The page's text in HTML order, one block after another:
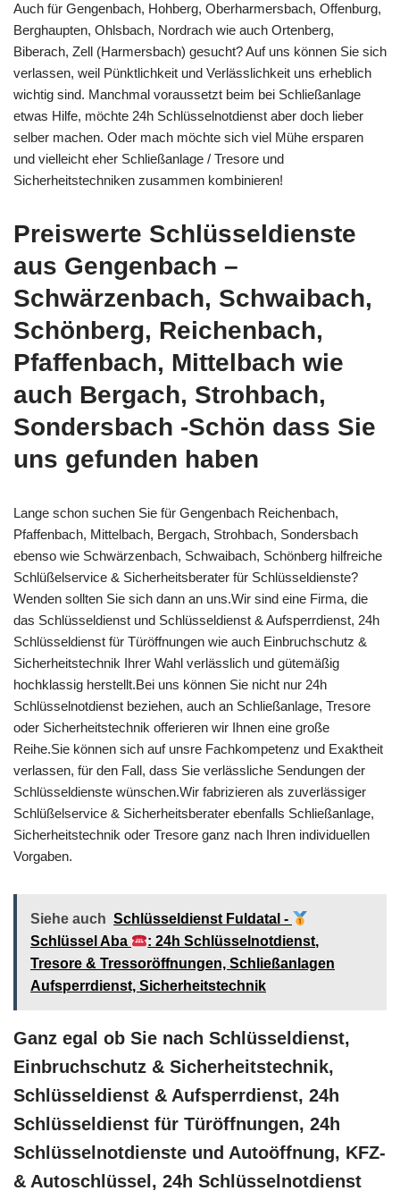
Auch für Gengenbach, Hohberg, Oberharmersbach, Offenburg,
Berghaupten, Ohlsbach, Nordrach wie auch Ortenberg,
Biberach, Zell (Harmersbach) gesucht? Auf uns können Sie sich
verlassen, weil Pünktlichkeit und Verlässlichkeit uns erheblich
wichtig sind. Manchmal voraussetzt beim bei Schließanlage
etwas Hilfe, möchte 24h Schlüsselnotdienst aber doch lieber
selber machen. Oder mach möchte sich viel Mühe ersparen
und vielleicht eher Schließanlage / Tresore und
Sicherheitstechniken zusammen kombinieren!
Preiswerte Schlüsseldienste
aus Gengenbach –
Schwärzenbach, Schwaibach,
Schönberg, Reichenbach,
Pfaffenbach, Mittelbach wie
auch Bergach, Strohbach,
Sondersbach -Schön dass Sie
uns gefunden haben
Lange schon suchen Sie für Gengenbach Reichenbach,
Pfaffenbach, Mittelbach, Bergach, Strohbach, Sondersbach
ebenso wie Schwärzenbach, Schwaibach, Schönberg hilfreiche
Schlüßelservice & Sicherheitsberater für Schlüsseldienste?
Wenden sollten Sie sich dann an uns.Wir sind eine Firma, die
das Schlüsseldienst und Schlüsseldienst & Aufsperrdienst, 24h
Schlüsseldienst für Türöffnungen wie auch Einbruchschutz &
Sicherheitstechnik Ihrer Wahl verlässlich und gütemäßig
hochklassig herstellt.Bei uns können Sie nicht nur 24h
Schlüsselnotdienst beziehen, auch an Schließanlage, Tresore
oder Sicherheitstechnik offerieren wir Ihnen eine große
Reihe.Sie können sich auf unsre Fachkompetenz und Exaktheit
verlassen, für den Fall, dass Sie verlässliche Sendungen der
Schlüsseldienste wünschen.Wir fabrizieren als zuverlässiger
Schlüßelservice & Sicherheitsberater ebenfalls Schließanlage,
Sicherheitstechnik oder Tresore ganz nach Ihren individuellen
Vorgaben.
Siehe auch Schlüsseldienst Fuldatal -
Schlüssel Aba
: 24h Schlüsselnotdienst,
Tresore & Tressoröffnungen, Schließanlagen
Aufsperrdienst, Sicherheitstechnik
Ganz egal ob Sie nach Schlüsseldienst,
Einbruchschutz & Sicherheitstechnik,
Schlüsseldienst & Aufsperrdienst, 24h
Schlüsseldienst für Türöffnungen, 24h
Schlüsselnotdienste und Autoöffnung, KFZ-
& Autoschlüssel, 24h Schlüsselnotdienst